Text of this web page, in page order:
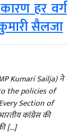
हर वर्ग
सैलजा
Kumari Sailja) ने
the policies of
Section of
कांग्रेस की
[…]